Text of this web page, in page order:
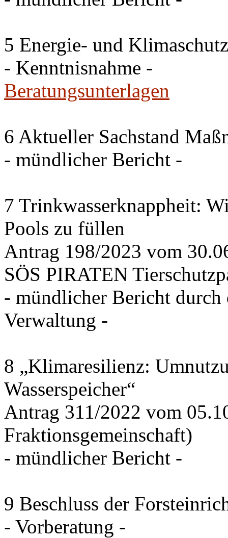
5 Energie- und
- Kenntnisnahme -
Beratungsunterlagen
6 Aktueller Sachstand
- mündlicher Bericht -
7 Trinkwasserknappheit:
Pools zu füllen
Antrag 198/2023 vom
SÖS PIRATEN
- mündlicher Bericht
Verwaltung -
8 „Klimaresilienz:
Wasserspeicher“
Antrag 311/2022 vom
Fraktionsgemeinschaft)
- mündlicher Bericht -
9 Beschluss der
- Vorberatung -